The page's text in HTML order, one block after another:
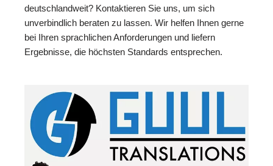
deutschlandweit? Kontaktieren Sie uns, um sich
unverbindlich beraten zu lassen. Wir helfen Ihnen gerne
bei Ihren sprachlichen Anforderungen und liefern
Ergebnisse, die höchsten Standards entsprechen.